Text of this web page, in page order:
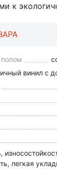
к
винил с
легкая